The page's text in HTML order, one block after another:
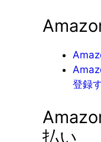
登録
払い